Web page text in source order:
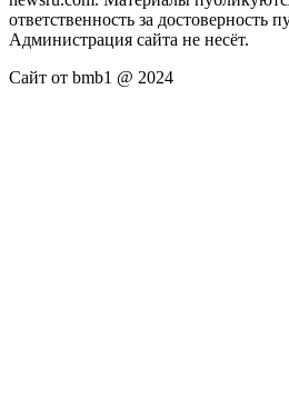
ответственность за достоверность
Администрация сайта не несёт.
Сайт от bmb1 @ 2024